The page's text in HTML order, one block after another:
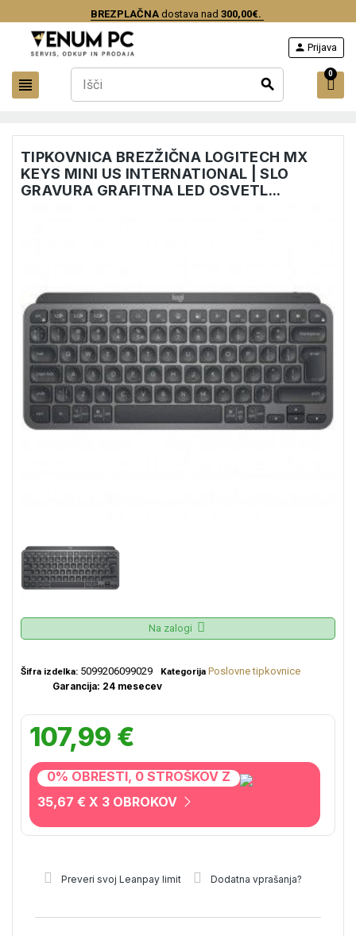
BREZPLAČNAdostava nad 300,00€.
view_headline search
person Prijava
0
TIPKOVNICA BREZŽIČNA LOGITECH MX
KEYS MINI US INTERNATIONAL | SLO
GRAVURA GRAFITNA LED OSVETL...
Na zalogi
Šifra izdelka: 5099206099029 Kategorija Poslovne tipkovnice
Garancija: 24 mesecev
107,99 €
0% OBRESTI, 0 STROŠKOV Z
35,67 € X 3 OBROKOV
Preveri svoj Leanpay limit Dodatna vprašanja?